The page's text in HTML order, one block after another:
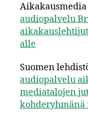
Aikakausmedia
audiopalvelu
alle
Suomen
audiopalvelu
mediatalojen
kohderyhmänä